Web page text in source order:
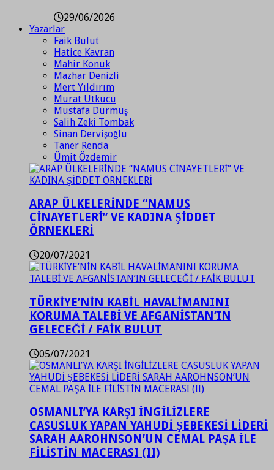
29/06/2026
Yazarlar
Faik Bulut
Hatice Kavran
Mahir Konuk
Mazhar Denizli
Mert Yıldırım
Murat Utkucu
Mustafa Durmuş
Salih Zeki Tombak
Sinan Dervişoğlu
Taner Renda
Ümit Özdemir
ARAP ÜLKELERİNDE “NAMUS
CİNAYETLERİ” VE KADINA ŞİDDET
ÖRNEKLERİ
20/07/2021
TÜRKİYE’NİN KABİL HAVALİMANINI
KORUMA TALEBİ VE AFGANİSTAN’IN
GELECEĞİ / FAİK BULUT
05/07/2021
OSMANLI’YA KARŞI İNGİLİZLERE
CASUSLUK YAPAN YAHUDİ ŞEBEKESİ LİDERİ
SARAH AAROHNSON’UN CEMAL PAŞA İLE
FİLİSTİN MACERASI (II)